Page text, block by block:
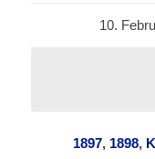
10. /
1897, 1898,